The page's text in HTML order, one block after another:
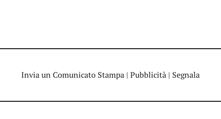
Invia un Comunicato Stampa | Pubblicità | Segnala